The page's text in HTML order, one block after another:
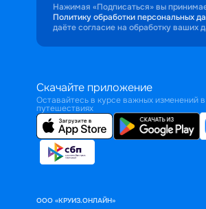
Нажимая «Подписаться» вы
Политику обработки персональных
даёте согласие на обработку ваших
Скачайте приложение
Оставайтесь в курсе важных изменений
путешествиях
ООО «КРУИЗ.ОНЛАЙН»